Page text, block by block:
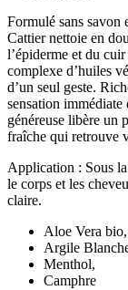
Formulé sans
Cattier nettoie en
l’épiderme et du
complexe d’huiles
d’un seul geste.
sensation immédiate
généreuse libère un
fraîche qui retrouve
Application : Sous
le corps et les
claire.
Aloe Vera bio,
Argile
Menthol,
Camphre